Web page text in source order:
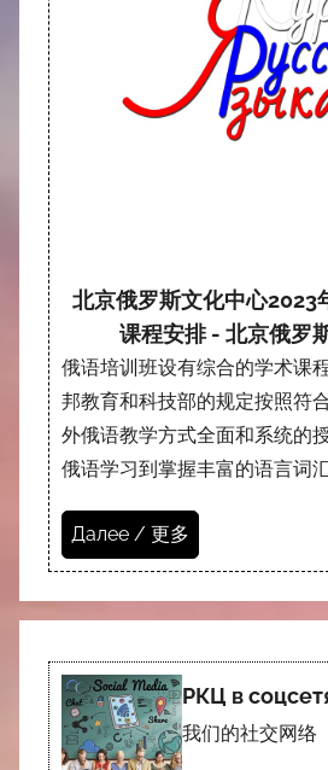
北京俄罗斯文化中心2023
课程安排 - 北京俄罗
俄语培训班设有综合的学术课
邦教育和科技部的规定按照符
外俄语教学方式全面和系统的
俄语学习到掌握丰富的语言词汇
Далее / 更多
РКЦ в
我们的社交网络